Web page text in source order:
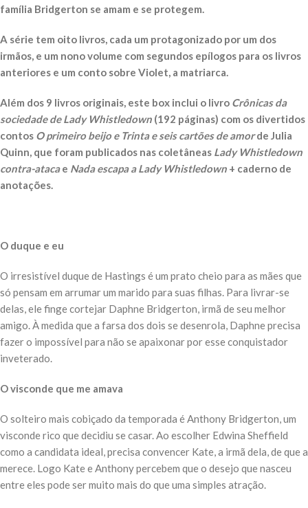
família Bridgerton se amam e se protegem.
A série tem oito livros, cada um protagonizado por um dos
irmãos, e um nono volume com segundos epílogos para os livros
anteriores e um conto sobre Violet, a matriarca.
Além dos 9 livros originais, este box inclui o livro Crônicas da
sociedade de Lady Whistledown (192 páginas) com os divertidos
contos O primeiro beijo e Trinta e seis cartões de amorde Julia
Quinn, que foram publicados nas coletâneas Lady Whistledown
contra-atacae Nada escapa a Lady Whistledown + caderno de
anotações.
O duque e eu
O irresistível duque de Hastings é um prato cheio para as mães que
só pensam em arrumar um marido para suas filhas. Para livrar-se
delas, ele finge cortejar Daphne Bridgerton, irmã de seu melhor
amigo. À medida que a farsa dos dois se desenrola, Daphne precisa
fazer o impossível para não se apaixonar por esse conquistador
inveterado.
O visconde que me amava
O solteiro mais cobiçado da temporada é Anthony Bridgerton, um
visconde rico que decidiu se casar. Ao escolher Edwina Sheffield
como a candidata ideal, precisa convencer Kate, a irmã dela, de que a
merece. Logo Kate e Anthony percebem que o desejo que nasceu
entre eles pode ser muito mais do que uma simples atração.